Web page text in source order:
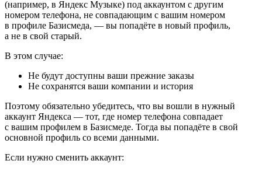
(например, в Яндекс Музыке) под аккаунтом с другим
номером телефона, не совпадающим с вашим номером
в профиле Базисмеда, — вы попадёте в новый профиль,
а не в свой старый.
В этом случае:
Не будут доступны ваши прежние заказы
Не сохранятся ваши компании и история
Поэтому обязательно убедитесь, что вы вошли в нужный
аккаунт Яндекса — тот, где номер телефона совпадает
с вашим профилем в Базисмеде. Тогда вы попадёте в свой
основной профиль со всеми данными.
Если нужно сменить аккаунт: